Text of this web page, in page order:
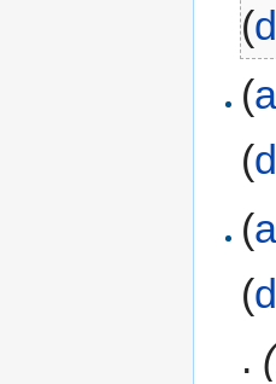
(
(
(
(
(
.